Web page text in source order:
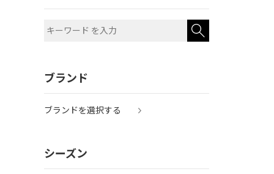
ブランド
ブランドを選択する
シーズン